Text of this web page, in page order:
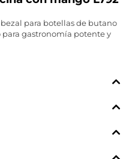
para botellas de butano
para gastronomía potente y